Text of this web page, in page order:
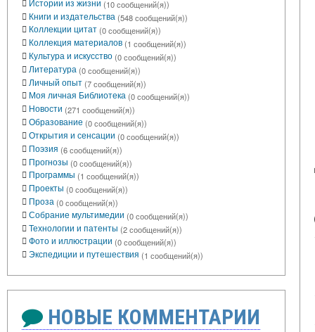
(10 сообщений(я))
Книги и издательства (548 сообщений(я))
Коллекции цитат(0 сообщений(я))
Коллекция материалов(1 сообщений(я))
Культура и искусство(0 сообщений(я))
Литература (0 сообщений(я))
Личный опыт(7 сообщений(я))
Моя личная Библиотека(0 сообщений(я))
Новости (271 сообщений(я))
Образование (0 сообщений(я))
Открытия и сенсации (0 сообщений(я))
Поэзия (6 сообщений(я))
Прогнозы (0 сообщений(я))
Программы (1 сообщений(я))
Проекты (0 сообщений(я))
Проза (0 сообщений(я))
Собрание мультимедии (0 сообщений(я))
Технологии и патенты (2 сообщений(я))
Фото и иллюстрации (0 сообщений(я))
Экспедиции и путешествия (1 сообщений(я))
НОВЫЕ КОММЕНТАРИИ